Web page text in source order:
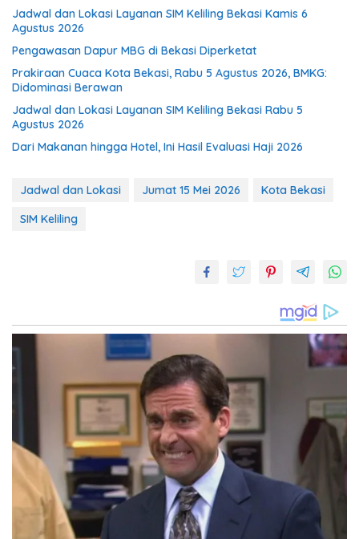
Jadwal dan Lokasi Layanan SIM Keliling Bekasi Kamis 6
Agustus 2026
Pengawasan Dapur MBG di Bekasi Diperketat
Prakiraan Cuaca Kota Bekasi, Rabu 5 Agustus 2026, BMKG:
Didominasi Berawan
Jadwal dan Lokasi Layanan SIM Keliling Bekasi Rabu 5
Agustus 2026
Dari Makanan hingga Hotel, Ini Hasil Evaluasi Haji 2026
Jadwal dan Lokasi Jumat 15 Mei 2026
Kota Bekasi
SIM Keliling